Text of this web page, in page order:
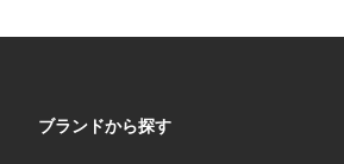
ブランドから探す